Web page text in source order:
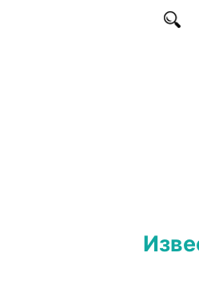
Перейти к основному